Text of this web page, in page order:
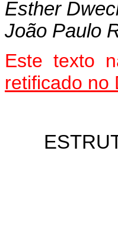
Esther
João Paulo
Este texto
retificado no